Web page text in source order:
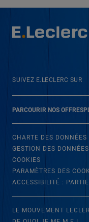
PARCOURIR NOS OFFRES
SUIVEZ E.LECLERC SUR
CHARTE DES DONNÉES
GESTION DES
COOKIES
PARAMÈTRES DES
ACCESSIBILITÉ :
LE MOUVEMENT